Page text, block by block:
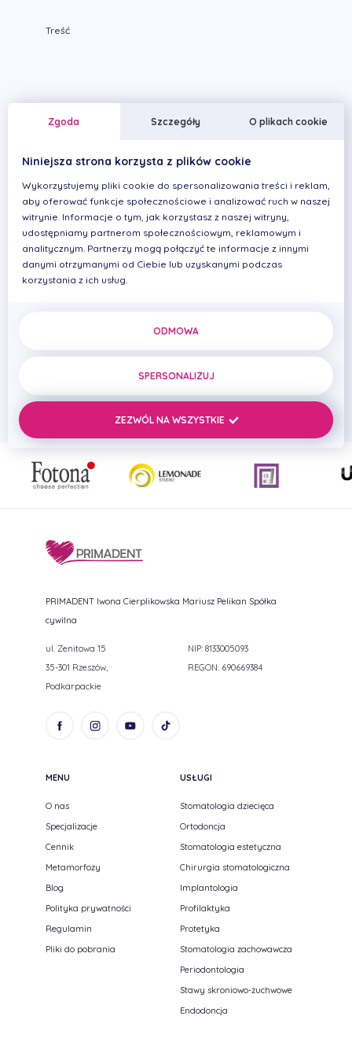
Treść
Wyrażam zgodę na na przetwarzanie danych osobowych
osobowych jest PRIMADENT Iwona Cierplikowska Mariusz
8133005093. Dane wpisane w formularzu kontaktowym
będą przetwarzane w celu udzielenia odpowiedzi na
przesłane zapytanie.
PRIMADENT Iwona Cierplikowska Mariusz Pelikan Spółka
cywilna
ul. Zenitowa 15
35-301 Rzeszów,
Podkarpackie
NIP: 8133005093
REGON: 690669384
MENU
O nas
Specjalizacje
Cennik
Metamorfozy
Blog
Polityka prywatności
Regulamin
Pliki do pobrania
USŁUGI
Stomatologia dziecięca
Ortodoncja
Stomatologia estetyczna
Chirurgia stomatologiczna
Implantologia
Profilaktyka
Protetyka
Stomatologia zachowawcza
Periodontologia
Stawy skroniowo-żuchwowe
Endodoncja
Zgoda Szczegóły O plikach cookie
Niniejsza strona korzysta z plików cookie
Wykorzystujemy pliki cookie do spersonalizowania treści i reklam,
aby oferować funkcje społecznościowe i analizować ruch w naszej
witrynie. Informacje o tym, jak korzystasz z naszej witryny,
udostępniamy partnerom społecznościowym, reklamowym i
analitycznym. Partnerzy mogą połączyć te informacje z innymi
danymi otrzymanymi od Ciebie lub uzyskanymi podczas
korzystania z ich usług.
ODMOWA
SPERSONALIZUJ
ZEZWÓL NA WSZYSTKIE